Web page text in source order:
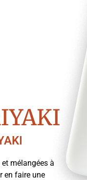
mélangées à
en faire une